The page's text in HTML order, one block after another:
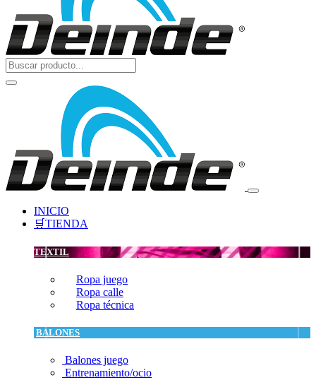
INICIO
🛒TIENDA
TEXTIL
Ropa juego
Ropa calle
Ropa técnica
BALONES
Balones juego
Entrenamiento/ocio